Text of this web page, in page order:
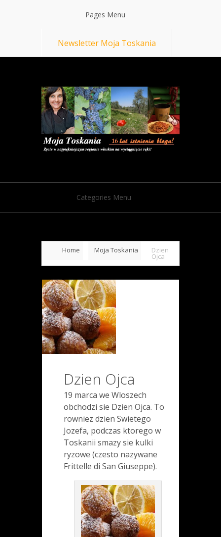
Pages Menu
Newsletter Moja Toskania
Categories Menu
Home Moja Toskania Dzien
Ojca
Dzien Ojca
19 marca we Wloszech
obchodzi sie Dzien Ojca. To
rowniez dzien Swietego
Jozefa, podczas ktorego w
Toskanii smazy sie kulki
ryzowe (czesto nazywane
Frittelle di San Giuseppe).